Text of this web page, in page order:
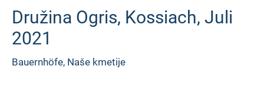
Družina Ogris, Kossiach, Juli
2021
Bauernhöfe, Naše kmetije